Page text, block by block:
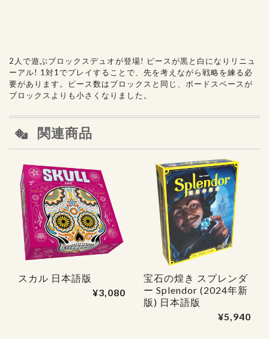
2人で遊ぶブロックスデュオが登場! ピースが黒と白になりリニュ
ーアル! 1対1でプレイすることで、先を考えながら戦略を練る必
要があります。ピース数はブロックスと同じ、ボードスペースが
ブロックスよりも小さくなりました。
関連商品
スカル 日本語版
¥3,080
宝石の煌き スプレンダ
ー Splendor (2024年新
版) 日本語版
¥5,940